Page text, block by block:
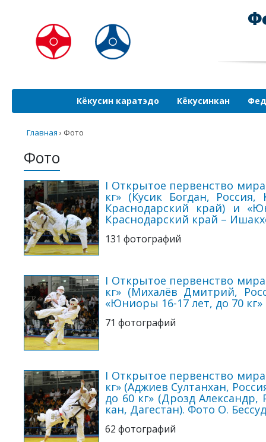
Кёкусин каратэдо Кёкусинкан
Главная › Фото
Фото
I Открытое первенство
кг» (Кусик Богдан,
Краснодарский край) и
Краснодарский край –
131 фотографий
I Открытое первенство
кг» (Михалёв Дмитрий,
«Юниоры 16-17 лет, до 70
71 фотографий
I Открытое первенство
кг» (Аджиев Султанхан,
до 60 кг» (Дрозд
кан, Дагестан). Фото О.
62 фотографий